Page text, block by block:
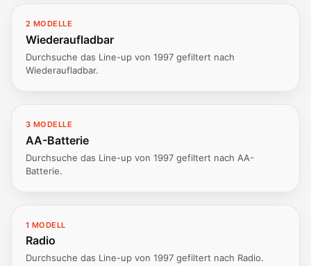
2 MODELLE
Wiederaufladbar
Durchsuche das Line-up von 1997 gefiltert nach
Wiederaufladbar.
3 MODELLE
AA-Batterie
Durchsuche das Line-up von 1997 gefiltert nach AA-
Batterie.
1 MODELL
Radio
Durchsuche das Line-up von 1997 gefiltert nach Radio.